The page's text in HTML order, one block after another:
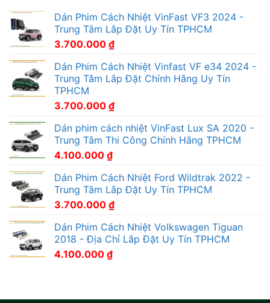
Dán Phim Cách Nhiệt VinFast VF3 2024 -
Trung Tâm Lắp Đặt Uy Tín TPHCM
3.700.000 ₫
Dán Phim Cách Nhiệt Vinfast VF e34 2024 -
Trung Tâm Lắp Đặt Chính Hãng Uy Tín
TPHCM
3.700.000 ₫
Dán phim cách nhiệt VinFast Lux SA 2020 -
Trung Tâm Thi Công Chính Hãng TPHCM
4.100.000 ₫
Dán Phim Cách Nhiệt Ford Wildtrak 2022 -
Trung Tâm Lắp Đặt Uy Tín TPHCM
3.700.000 ₫
Dán Phim Cách Nhiệt Volkswagen Tiguan
2018 - Địa Chỉ Lắp Đặt Uy Tín TPHCM
4.100.000 ₫